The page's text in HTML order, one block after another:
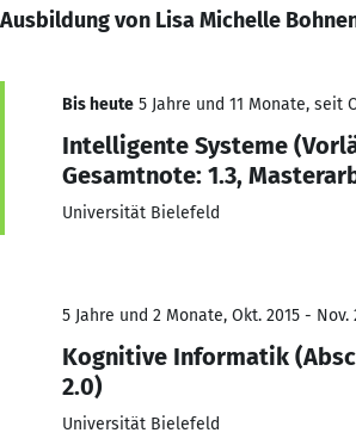
Ausbildung von Lisa Michelle
Bis heute 5 Jahre und 11 Monate, seit
Intelligente Systeme
Gesamtnote: 1.3,
Universität Bielefeld
5 Jahre und 2 Monate, Okt. 2015 - Nov.
Kognitive Informatik
2.0)
Universität Bielefeld